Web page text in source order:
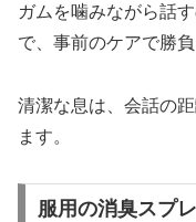
ガムを噛みながら話
で、事前のケアで勝負
清潔な息は、会話の
ます。
服用の消臭スプ